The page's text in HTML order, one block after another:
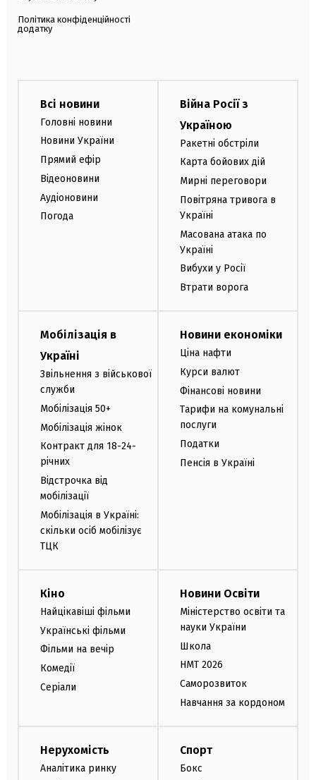
Політика конфіденційності
додатку
Всі новини
Головні новини
Новини України
Прямий ефір
Відеоновини
Аудіоновини
Погода
Війна Росії з
Україною
Ракетні обстріли
Карта бойових дій
Мирні переговори
Повітряна тривога в
Україні
Масована атака по
Україні
Вибухи у Росії
Втрати ворога
Мобілізація в
Україні
Звільнення з військової
служби
Мобілізація 50+
Мобілізація жінок
Контракт для 18-24-
річних
Відстрочка від
мобілізації
Мобілізація в Україні:
скільки осіб мобілізує
ТЦК
Новини економіки
Ціна нафти
Курси валют
Фінансові новини
Тарифи на комунальні
послуги
Податки
Пенсія в Україні
Кіно
Найцікавіші фільми
Українські фільми
Фільми на вечір
Комедії
Серіали
Новини Освіти
Міністерство освіти та
науки України
Школа
НМТ 2026
Саморозвиток
Навчання за кордоном
Нерухомість
Аналітика ринку
Спорт
Бокс